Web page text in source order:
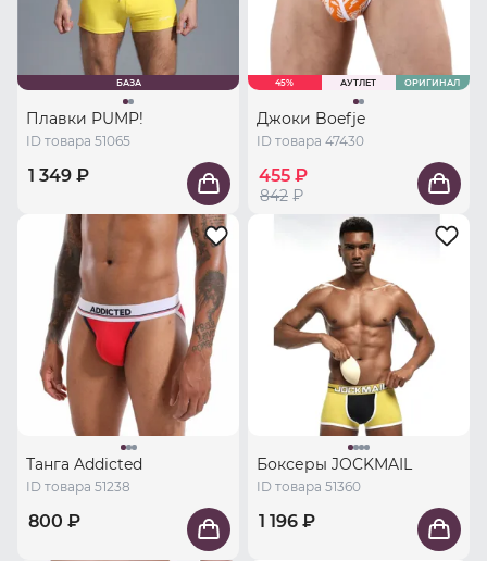
БАЗА
Плавки PUMP!
ID товара 51065
1 349 ₽
45% АУТЛЕТ ОРИГИНАЛ
Джоки Boefje
ID товара 47430
455 ₽
842 ₽
Танга Addicted
ID товара 51238
800 ₽
Боксеры JOCKMAIL
ID товара 51360
1 196 ₽